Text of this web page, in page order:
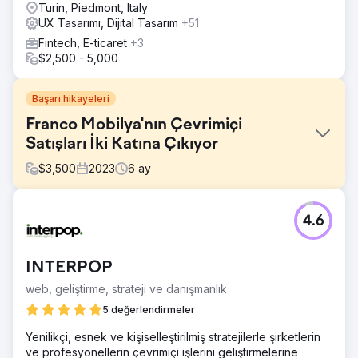
Turin, Piedmont, Italy
UX Tasarımı, Dijital Tasarım +51
Fintech, E-ticaret +3
$2,500 - 5,000
Başarı hikayeleri
Franco Mobilya'nın Çevrimiçi
Satışları İki Katına Çıkıyor
$3,500 2023 6 ay
Orta ölçekli özel mobilya üreticisi Franco Fine Furniture,
güzel tasarlanmış bir web sitesine sahipti ancak e-ticaret
ürünlere rağmen düşük çevrimiçi satışlar ve yüksek sepet
terk oranlarıyla mücadele ediyordu. Web sitesini satışlar
için optimize etmek, kullanıcı deneyimini iyileştirmek ve
daha fazla dönüşüm sağlamak için bir çözüm aradı.
Çözüm
Webhoster.ca, Franco Fine Furniture'ın e-ticaret web
INTERPOP
web, geliştirme, strateji ve danışmanlık
5 değerlendirmeler
4.6
Yenilikçi, esnek ve kişiselleştirilmiş stratejilerle şirketlerin
ve profesyonellerin çevrimiçi işlerini geliştirmelerine